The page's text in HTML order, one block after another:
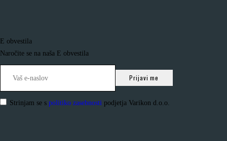
E obvestila
Naročite se na naša E obvestila
Strinjam se s politiko zasebnosti podjetja Varikon d.o.o.